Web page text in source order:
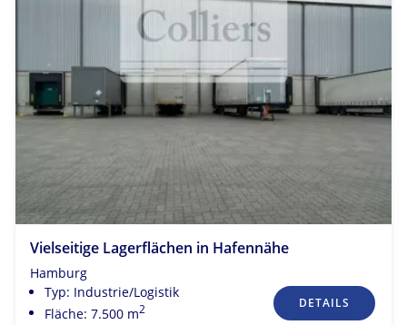
Vielseitige Lagerflächen in Hafennähe
Hamburg
Typ: Industrie/Logistik
Fläche: 7.500 m2 DETAILS